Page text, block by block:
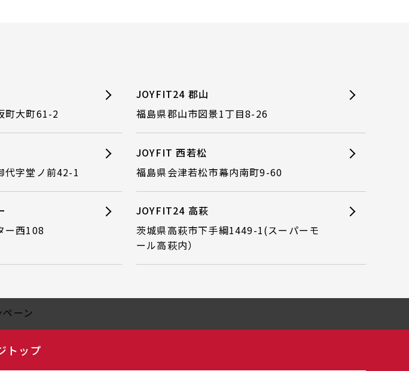
町大町61-2
JOYFIT24 郡山
福島県郡山市図景1丁目8-26
代字堂ノ前42-1
JOYFIT 西若松
福島県会津若松市幕内南町9-60
ー西108
JOYFIT24 高萩
茨城県高萩市下手綱1449-1(スーパーモ
ール高萩内）
ーン
トップ